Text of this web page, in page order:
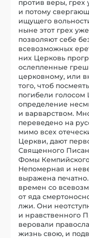
против веры, грех
и потому
ищущего
ныне этот грех
позволяют себе
всевозможных
них Церковь
ослепленные
церковному, или
того, чтоб
погибели голосом
определение
и варварством.
переведено на
мимо всех
Церкви, дают
Священного
Фомы
Непомерная и
выражена
времен со
от яда
лжи. Они
и нравственного
веровали
жизнь свою, и